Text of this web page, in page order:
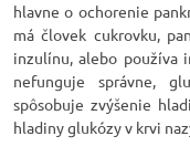
hlavne o ochorenie
má človek cukrovku,
inzulínu, alebo používa
nefunguje správne,
spôsobuje zvýšenie
hladiny glukózy v krvi